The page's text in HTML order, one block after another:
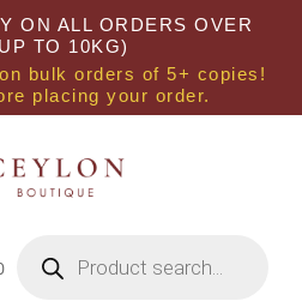
ON ALL ORDERS OVER
TO 10KG)
bulk orders of 5+ copies!
placing your order.
search